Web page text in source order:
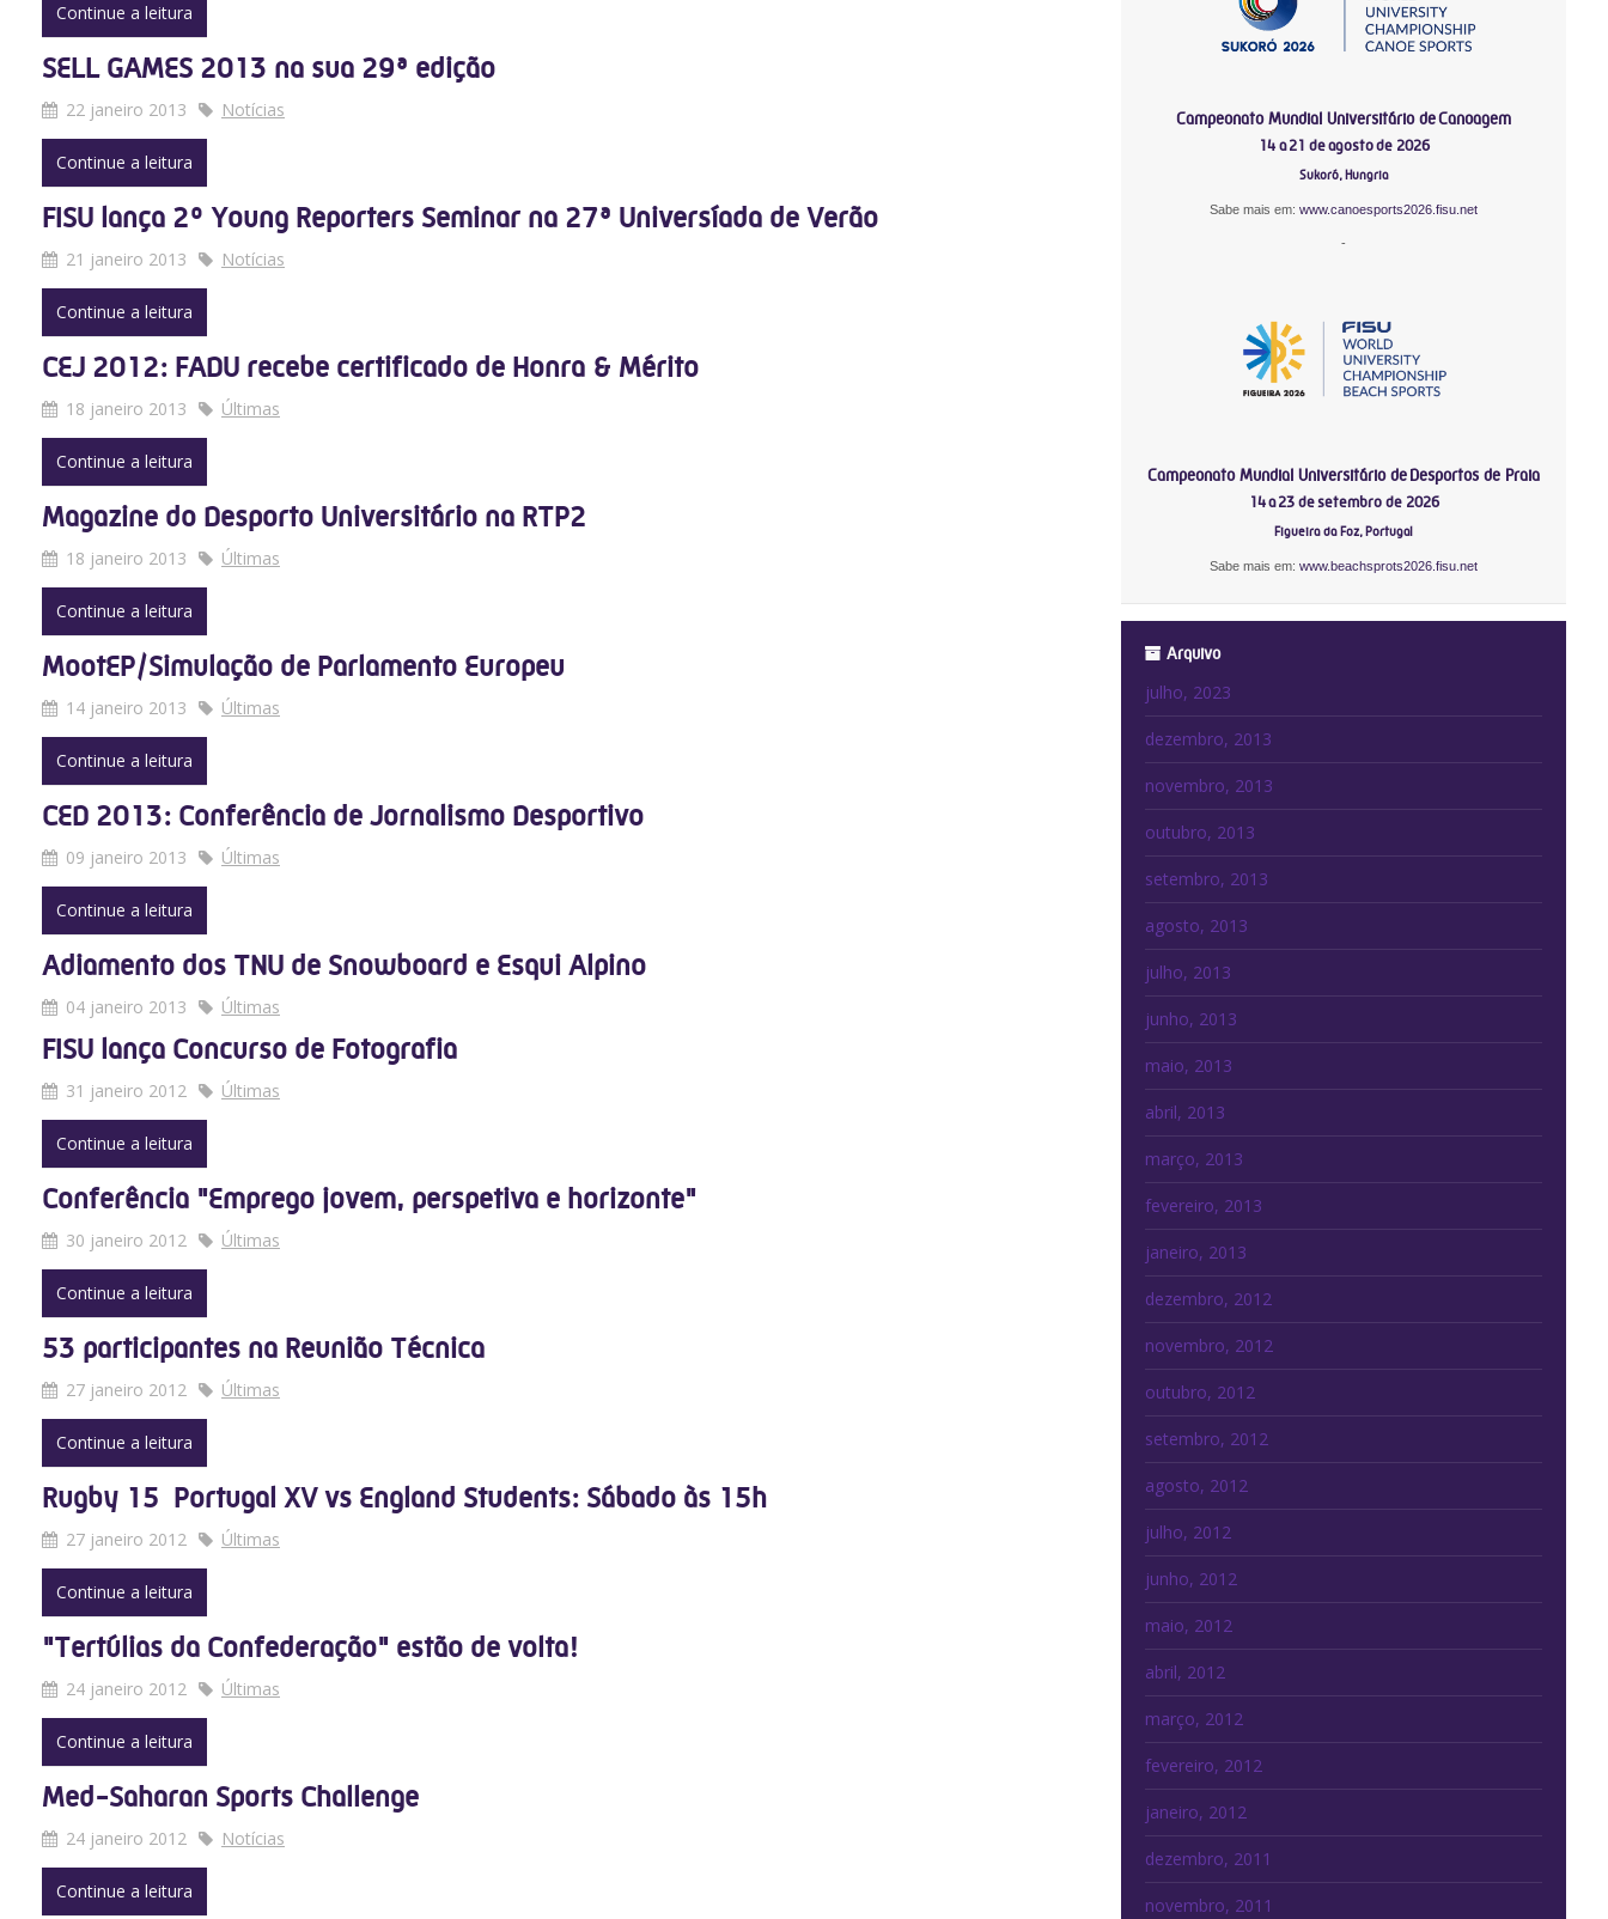
Continue a leitura
SELL GAMES 2013 na sua 29ª edição
22 janeiro 2013 Notícias
Continue a leitura
FISU lança 2º Young Reporters Seminar na 27ª Universíada de Verão
21 janeiro 2013 Notícias
Continue a leitura
CEJ 2012: FADU recebe certificado de Honra & Mérito
18 janeiro 2013 Últimas
Continue a leitura
Magazine do Desporto Universitário na RTP2
18 janeiro 2013 Últimas
Continue a leitura
MootEP/Simulação de Parlamento Europeu
14 janeiro 2013 Últimas
Continue a leitura
CED 2013: Conferência de Jornalismo Desportivo
09 janeiro 2013 Últimas
Continue a leitura
Adiamento dos TNU de Snowboard e Esqui Alpino
04 janeiro 2013 Últimas
FISU lança Concurso de Fotografia
31 janeiro 2012 Últimas
Continue a leitura
Conferência "Emprego jovem, perspetiva e horizonte"
30 janeiro 2012 Últimas
Continue a leitura
53 participantes na Reunião Técnica
27 janeiro 2012 Últimas
Continue a leitura
Rugby 15  Portugal XV vs England Students: Sábado às 15h
27 janeiro 2012 Últimas
Continue a leitura
"Tertúlias da Confederação" estão de volta!
24 janeiro 2012 Últimas
Continue a leitura
Med-Saharan Sports Challenge
24 janeiro 2012 Notícias
Continue a leitura
Campeonato Mundial Universitário de Canoagem
14 a 21 de agosto de 2026
Sukoró, Hungria
Sabe mais em:www.canoesports2026.fisu.net
-
Campeonato Mundial Universitário de Desportos de Praia
14 a 23 de setembro de 2026
Figueira da Foz, Portugal
Sabe mais em:www.beachsprots2026.fisu.net
Arquivo
julho, 2023
dezembro, 2013
novembro, 2013
outubro, 2013
setembro, 2013
agosto, 2013
julho, 2013
junho, 2013
maio, 2013
abril, 2013
março, 2013
fevereiro, 2013
janeiro, 2013
dezembro, 2012
novembro, 2012
outubro, 2012
setembro, 2012
agosto, 2012
julho, 2012
junho, 2012
maio, 2012
abril, 2012
março, 2012
fevereiro, 2012
janeiro, 2012
dezembro, 2011
novembro, 2011